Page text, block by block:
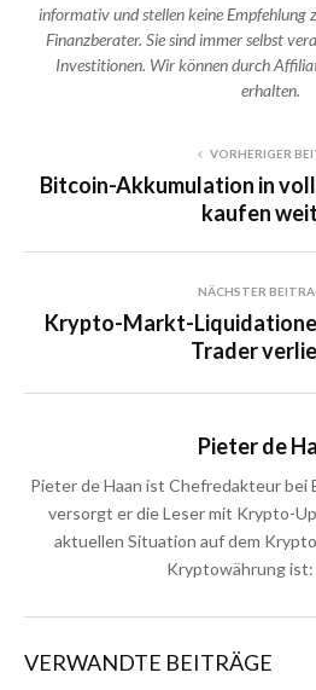
informativ und stellen keine Empfehlung
Finanzberater. Sie sind immer selbst
Investitionen. Wir können durch
erhalten.
VORHERIGER
Bitcoin-Akkumulation in
kaufen
NÄCHSTER
Krypto-Markt-
Trader
Pieter de
Pieter de Haan ist Chefredakteur bei
versorgt er die Leser mit Krypto-
aktuellen Situation auf dem
Kryptowährung ist:
VERWANDTE BEITRÄGE